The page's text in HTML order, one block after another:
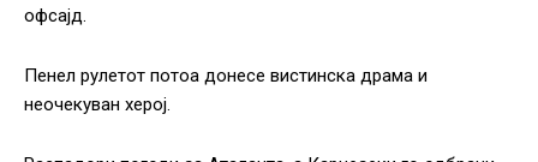
офсајд.
Пенел рулетот потоа донесе вистинска драма и
неочекуван херој.